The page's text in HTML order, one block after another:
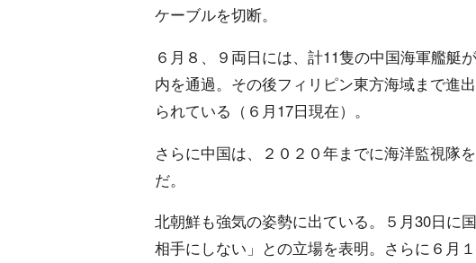
ケーブルを切断。
６月８、９両日には、計11隻の中国海軍艦艇
内を通過。その後フィリピン東方海域まで進
られている（６月17日現在）。
さらに中国は、２０２０年までに海洋監視隊
だ。
北朝鮮も強気の姿勢に出ている。５月30日に
相手にしない」との立場を表明。さらに６月